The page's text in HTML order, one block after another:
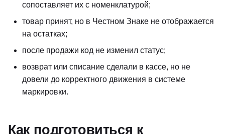
сопоставляет их с номенклатурой;
товар принят, но в Честном Знаке не отображается
на остатках;
после продажи код не изменил статус;
возврат или списание сделали в кассе, но не
довели до корректного движения в системе
маркировки.
Как подготовиться к